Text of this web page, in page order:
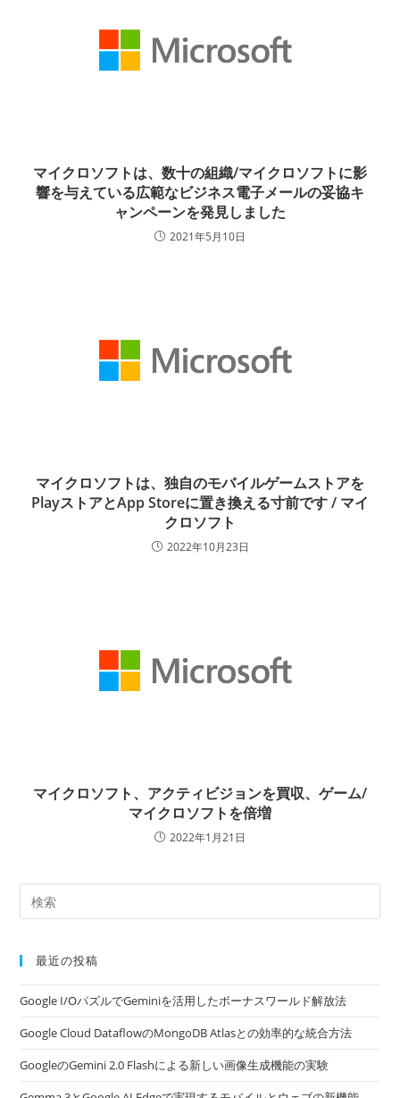
マイクロソフトは、数十の組織/マイクロソフトに影
響を与えている広範なビジネス電子メールの妥協キ
ャンペーンを発見しました
2021年5月10日
マイクロソフトは、独自のモバイルゲームストアを
PlayストアとApp Storeに置き換える寸前です / マイ
クロソフト
2022年10月23日
マイクロソフト、アクティビジョンを買収、ゲーム/
マイクロソフトを倍増
2022年1月21日
最近の投稿
Google I/OパズルでGeminiを活用したボーナスワールド解放法
Google Cloud DataflowのMongoDB Atlasとの効率的な統合方法
GoogleのGemini 2.0 Flashによる新しい画像生成機能の実験